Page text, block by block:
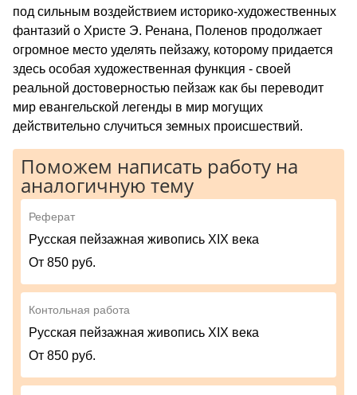
под сильным воздействием историко-художественных
фантазий о Христе Э. Ренана, Поленов продолжает
огромное место уделять пейзажу, которому придается
здесь особая художественная функция - своей
реальной достоверностью пейзаж как бы переводит
мир евангельской легенды в мир могущих
действительно случиться земных происшествий.
Поможем написать работу на
аналогичную тему
Реферат
Русская пейзажная живопись XIX века
От 850 руб.
Контольная работа
Русская пейзажная живопись XIX века
От 850 руб.